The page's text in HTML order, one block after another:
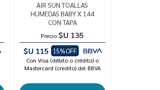
AIR SUN TOALLAS
HUMEDAS BABY X 144
CON TAPA
Precio $U 135
$U 115
15%OFF
Con Visa (débito o crédito) o
Mastercard (credito) del BBVA